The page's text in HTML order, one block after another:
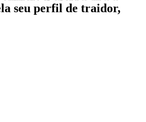
seu perfil de traidor,